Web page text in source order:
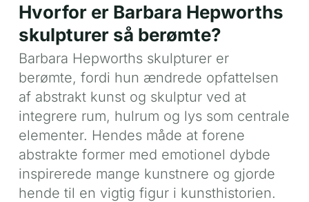
Hvorfor er Barbara Hepworths
skulpturer så berømte?
Barbara Hepworths skulpturer er
berømte, fordi hun ændrede opfattelsen
af abstrakt kunst og skulptur ved at
integrere rum, hulrum og lys som centrale
elementer. Hendes måde at forene
abstrakte former med emotionel dybde
inspirerede mange kunstnere og gjorde
hende til en vigtig figur i kunsthistorien.